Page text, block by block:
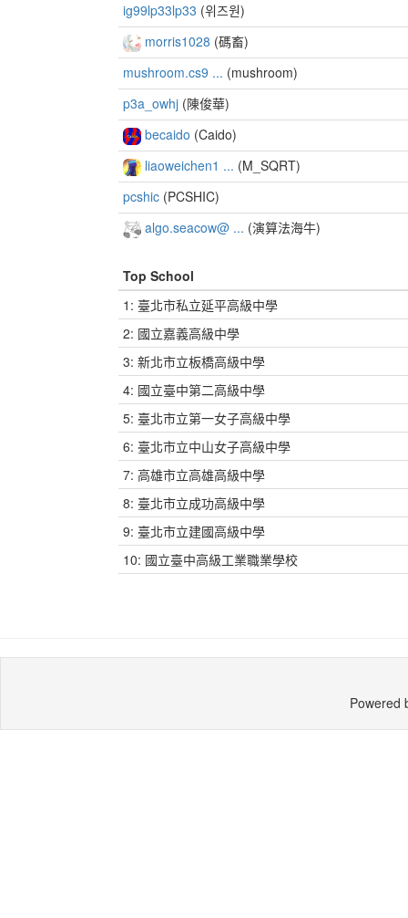
ig99lp33lp33 (위즈원)
morris1028 (碼畜)
mushroom.cs9 ... (mushroom)
p3a_owhj (陳俊華)
becaido (Caido)
liaoweichen1 ... (M_SQRT)
pcshic (PCSHIC)
algo.seacow@ ... (演算法海牛)
Top School
1: 臺北市私立延平高級中學
2: 國立嘉義高級中學
3: 新北市立板橋高級中學
4: 國立臺中第二高級中學
5: 臺北市立第一女子高級中學
6: 臺北市立中山女子高級中學
7: 高雄市立高雄高級中學
8: 臺北市立成功高級中學
9: 臺北市立建國高級中學
10: 國立臺中高級工業職業學校
Powered